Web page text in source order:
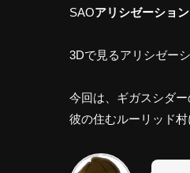
SAOアリシゼーショ
3Dで見るアリシゼー
今回は、ギガスシダー
彼の住むルーリッド村